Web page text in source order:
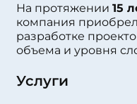
На протяжении 15
компания
разработке
объема и уровня
Услуги